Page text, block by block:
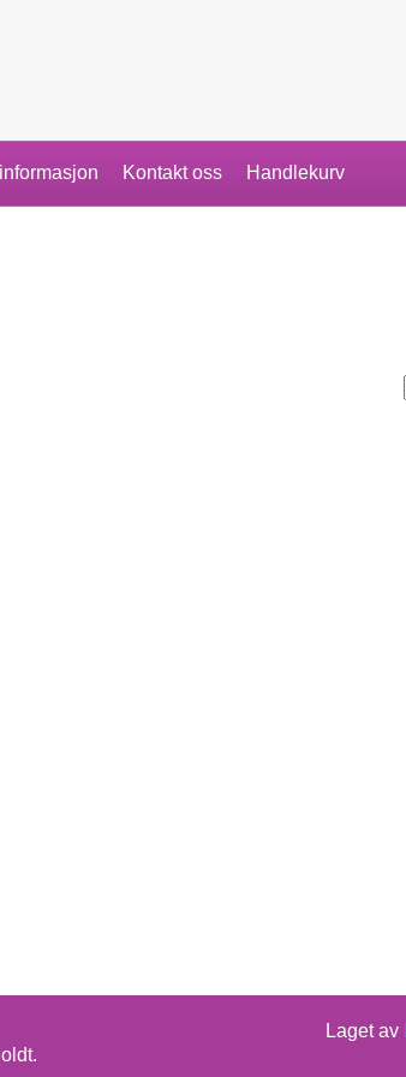
Kontakt oss Handlekurv
Laget av